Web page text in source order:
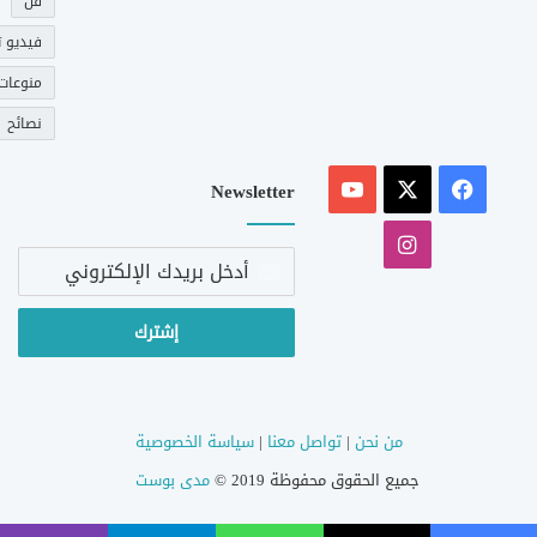
فيديو
نصائح
فيسبوك
‫YouTube
انستقرام
Newsletter
أدخل
الإلكتروني
من نحن |تواصل معنا |سياسة الخصوصية
جميع الحقوق محفوظة 2019 ©
مدى بوست